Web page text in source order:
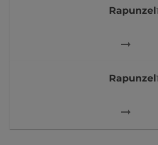
Rapunzel
Rapunzel